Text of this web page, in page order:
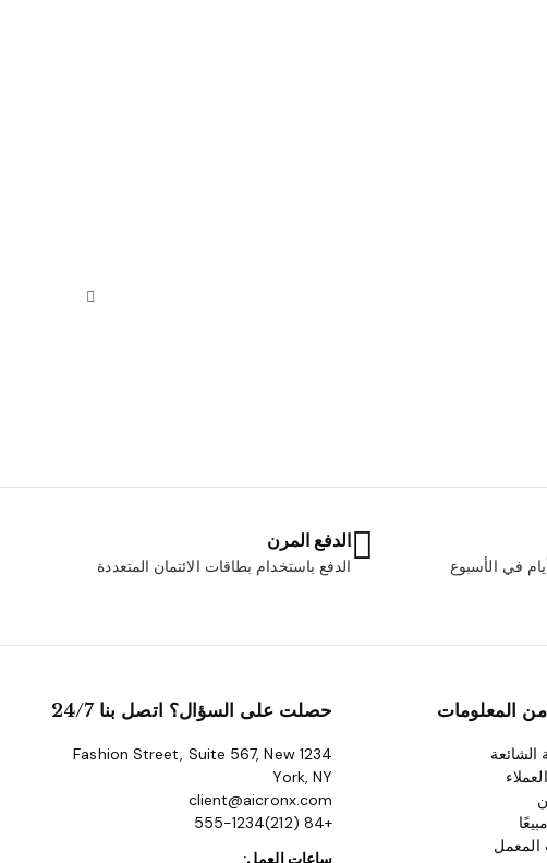
الدفع المرن
الدفع باستخدام بطاقات الائتمان المتعددة
المعلومات
الشائعة
حصلت على السؤال؟ اتصل بنا 24/7
1234 Fashion Street, Suite 567, New
York, NY
client@aicronx.com
+84 (212)555-1234
ساعات العمل: